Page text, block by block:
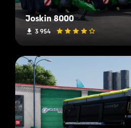
Joskin 8000
3 954